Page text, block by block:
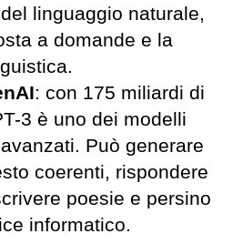
linguaggio naturale,
a domande e la
: con 175 miliardi di
3 è uno dei modelli
Può generare
coerenti, rispondere
poesie e persino
informatico.